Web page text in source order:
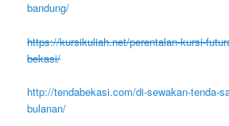
bandung/
https://kursikuliah.net/perentalan-kursi-
bekasi/
http://tendabekasi.com/di-sewakan-tenda-
bulanan/